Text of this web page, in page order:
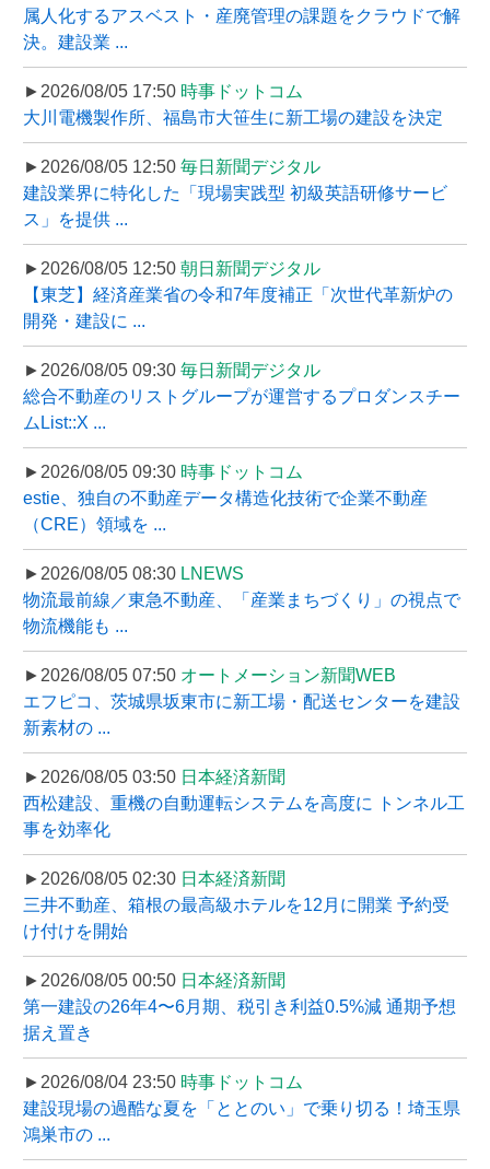
属人化するアスベスト・産廃管理の課題をクラウドで解
決。建設業 ...
►2026/08/05 17:50 時事ドットコム
大川電機製作所、福島市大笹生に新工場の建設を決定
►2026/08/05 12:50 毎日新聞デジタル
建設業界に特化した「現場実践型 初級英語研修サービ
ス」を提供 ...
►2026/08/05 12:50 朝日新聞デジタル
【東芝】経済産業省の令和7年度補正「次世代革新炉の
開発・建設に ...
►2026/08/05 09:30 毎日新聞デジタル
総合不動産のリストグループが運営するプロダンスチー
ムList::X ...
►2026/08/05 09:30 時事ドットコム
estie、独自の不動産データ構造化技術で企業不動産
（CRE）領域を ...
►2026/08/05 08:30 LNEWS
物流最前線／東急不動産、「産業まちづくり」の視点で
物流機能も ...
►2026/08/05 07:50 オートメーション新聞WEB
エフピコ、茨城県坂東市に新工場・配送センターを建設
新素材の ...
►2026/08/05 03:50 日本経済新聞
西松建設、重機の自動運転システムを高度に トンネル工
事を効率化
►2026/08/05 02:30 日本経済新聞
三井不動産、箱根の最高級ホテルを12月に開業 予約受
け付けを開始
►2026/08/05 00:50 日本経済新聞
第一建設の26年4〜6月期、税引き利益0.5%減 通期予想
据え置き
►2026/08/04 23:50 時事ドットコム
建設現場の過酷な夏を「ととのい」で乗り切る！埼玉県
鴻巣市の ...